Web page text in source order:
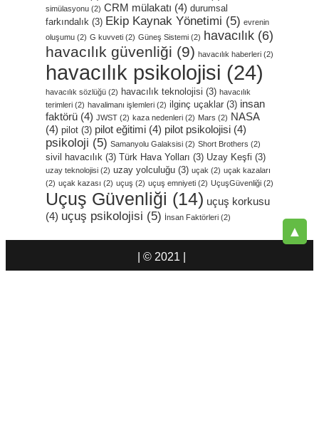
simülasyonu (2) CRM mülakatı (4) durumsal
farkındalık (3) Ekip Kaynak Yönetimi (5) evrenin
oluşumu (2) G kuvveti (2) Güneş Sistemi (2) havacılık (6)
havacılık güvenliği (9) havacılık haberleri (2)
havacılık psikolojisi (24)
havacılık sözlüğü (2) havacılık teknolojisi (3) havacılık
terimleri (2) havalimanı işlemleri (2) ilginç uçaklar (3) insan
faktörü (4) JWST (2) kaza nedenleri (2) Mars (2) NASA
(4) pilot (3) pilot eğitimi (4) pilot psikolojisi (4)
psikoloji (5) Samanyolu Galaksisi (2) Short Brothers (2)
sivil havacılık (3) Türk Hava Yolları (3) Uzay Keşfi (3)
uzay teknolojisi (2) uzay yolculuğu (3) uçak (2) uçak kazaları
(2) uçak kazası (2) uçuş (2) uçuş emniyeti (2) UçuşGüvenliği (2)
Uçuş Güvenliği (14) uçuş korkusu
(4) uçuş psikolojisi (5) İnsan Faktörleri (2)
▲
| © 2021 |